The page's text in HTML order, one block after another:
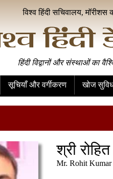
विश्व हिंदी सचिवालय, मॉरीशस
हिंदी विद्वानों और संस्थाओं का
सूचियाँ और वर्गीकरण खोज
श्री
Mr. Rohit Kumar